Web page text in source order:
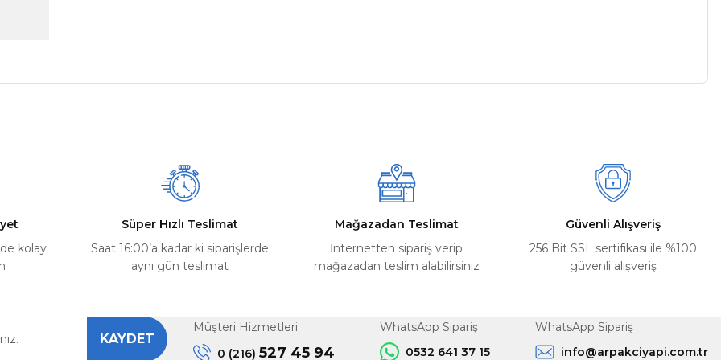
Gönder
kolay
Süper Hızlı Teslimat
Saat 16:00’a kadar ki siparişlerde
aynı gün teslimat
Mağazadan Teslimat
İnternetten sipariş verip
mağazadan teslim alabilirsiniz
Güvenli Alışveriş
256 Bit SSL sertifikası ile %100
güvenli alışveriş
KAYDET
Müşteri Hizmetleri
0 (216) 527 45 94
WhatsApp Sipariş
0532 641 37 15
WhatsApp Sipariş
info@arpakciyapi.com.tr